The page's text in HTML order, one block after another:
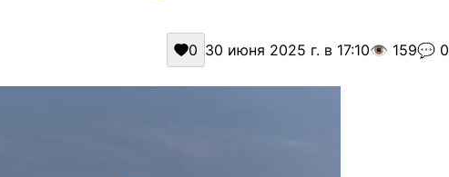
0 30 июня 2025 г. в 17:10👁️ 159💬 0